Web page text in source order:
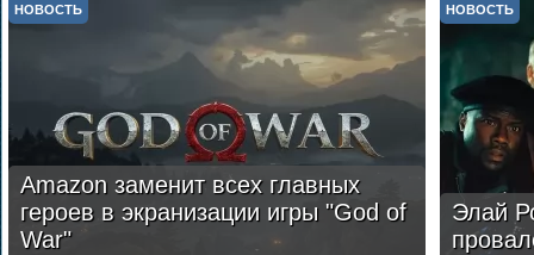
Amazon заменит всех главных
героев в экранизации игры "God of
War"
НОВОСТЬ
Элай
НОВОСТЬ